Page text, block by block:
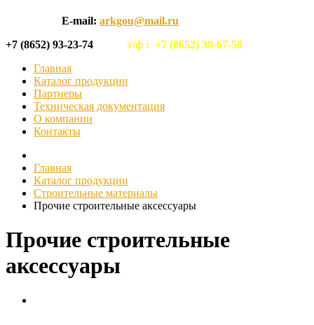
E-mail: arkgou@mail.ru
+7 (8652) 93-23-74 т/ф : +7 (8652) 38-67-58
Главная
Каталог продукции
Партнеры
Техническая документация
О компании
Контакты
Главная
Каталог продукции
Строительные материалы
Прочие строительные аксессуары
Прочие строительные
аксессуары